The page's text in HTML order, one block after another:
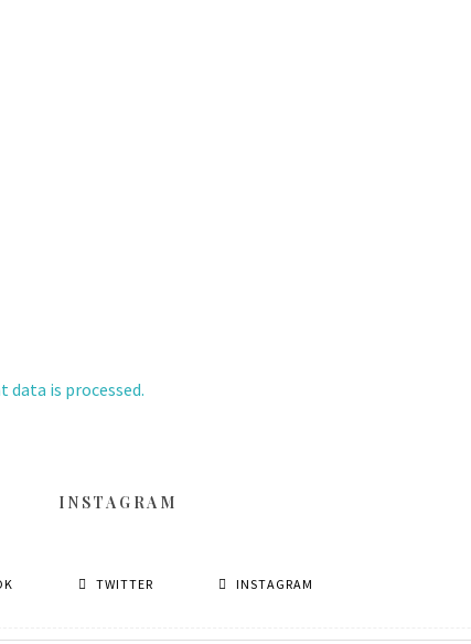
data is processed.
INSTAGRAM
TWITTER INSTAGRAM